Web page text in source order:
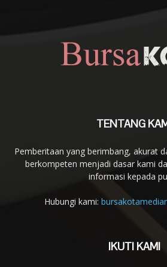
TENTANG
Pemberitaan yang berimbang, akurat
berkompeten menjadi dasar kami
informasi kepada
Hubungi kami:
IKUTI KAMI